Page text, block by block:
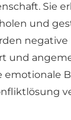
Sie
und
und
emotionale